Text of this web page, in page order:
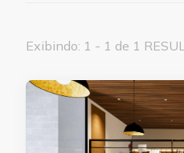
Exibindo: 1 - 1 de 1